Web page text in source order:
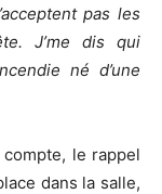
pas les
J’me dis qui
né d’une
compte, le rappel
dans la salle,